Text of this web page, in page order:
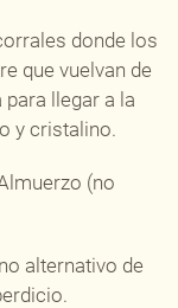
donde los
que vuelvan de
llegar a la
y cristalino.
(no
alternativo de